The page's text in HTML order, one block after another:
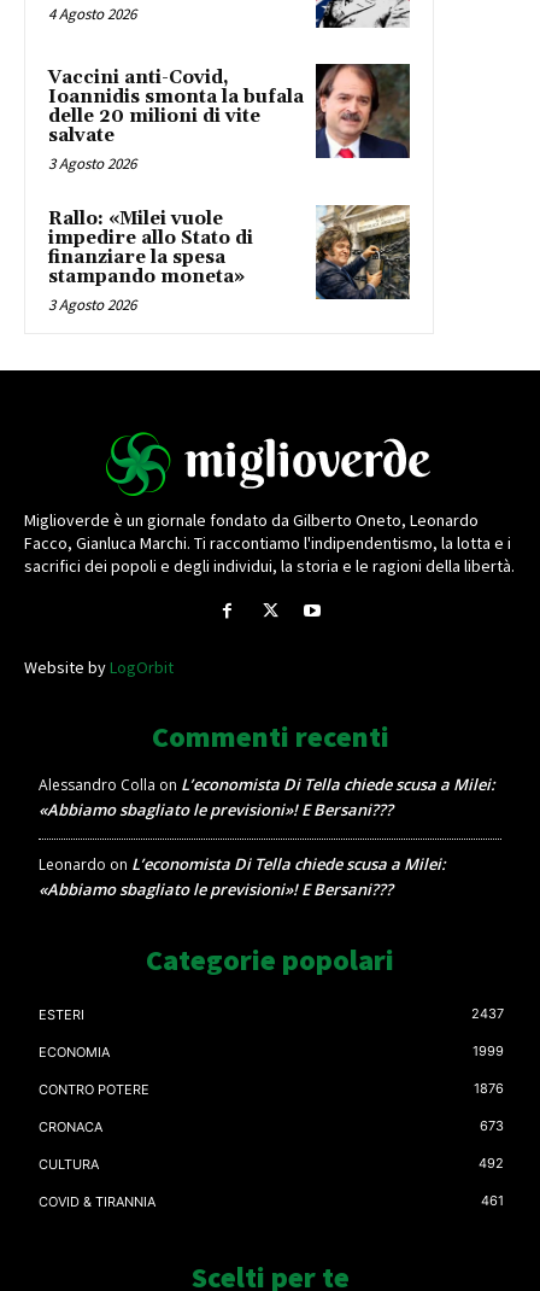
4 Agosto 2026
Vaccini anti-Covid,
Ioannidis smonta la bufala
delle 20 milioni di vite
salvate
3 Agosto 2026
Rallo: «Milei vuole
impedire allo Stato di
finanziare la spesa
stampando moneta»
3 Agosto 2026
Miglioverde è un giornale fondato da Gilberto Oneto, Leonardo
Facco, Gianluca Marchi. Ti raccontiamo l'indipendentismo, la lotta e i
sacrifici dei popoli e degli individui, la storia e le ragioni della libertà.
Website byLogOrbit
Commenti recenti
Alessandro Colla on L’economista Di Tella chiede scusa a Milei:
«Abbiamo sbagliato le previsioni»! E Bersani???
Leonardo on L’economista Di Tella chiede scusa a Milei:
«Abbiamo sbagliato le previsioni»! E Bersani???
Categorie popolari
ESTERI 2437
ECONOMIA 1999
CONTRO POTERE 1876
CRONACA 673
CULTURA 492
COVID & TIRANNIA 461
Scelti per te